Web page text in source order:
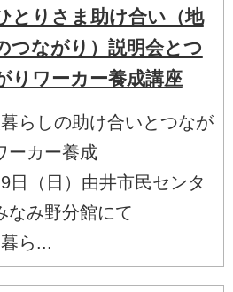
とりさま助け合い（地
つながり）説明会とつ
りワーカー養成講座
らしの助け合いとつなが
ーカー養成
日（日）由井市民センタ
なみ野分館にて
ら...